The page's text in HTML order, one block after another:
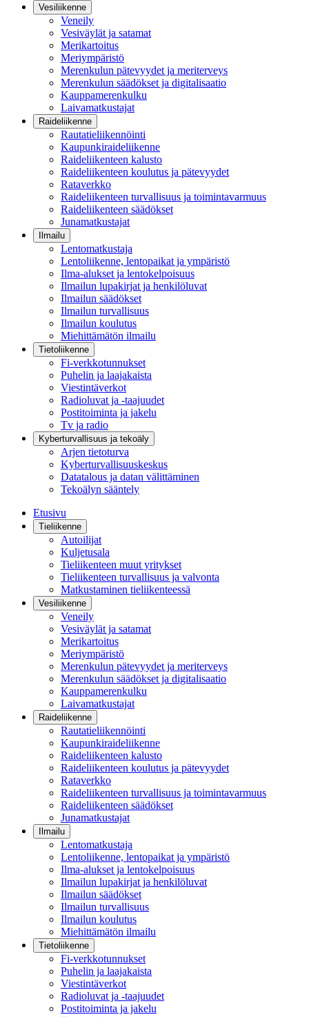
Vesiliikenne
Veneily
Vesiväylät ja satamat
Merikartoitus
Meriympäristö
Merenkulun pätevyydet ja meriterveys
Merenkulun säädökset ja digitalisaatio
Kauppamerenkulku
Laivamatkustajat
Raideliikenne
Rautatieliikennöinti
Kaupunkiraideliikenne
Raideliikenteen kalusto
Raideliikenteen koulutus ja pätevyydet
Rataverkko
Raideliikenteen turvallisuus ja toimintavarmuus
Raideliikenteen säädökset
Junamatkustajat
Ilmailu
Lentomatkustaja
Lentoliikenne, lentopaikat ja ympäristö
Ilma-alukset ja lentokelpoisuus
Ilmailun lupakirjat ja henkilöluvat
Ilmailun säädökset
Ilmailun turvallisuus
Ilmailun koulutus
Miehittämätön ilmailu
Tietoliikenne
Fi-verkkotunnukset
Puhelin ja laajakaista
Viestintäverkot
Radioluvat ja -taajuudet
Postitoiminta ja jakelu
Tv ja radio
Kyberturvallisuus ja tekoäly
Arjen tietoturva
Kyberturvallisuuskeskus
Datatalous ja datan välittäminen
Tekoälyn sääntely
Etusivu
Tieliikenne
Autoilijat
Kuljetusala
Tieliikenteen muut yritykset
Tieliikenteen turvallisuus ja valvonta
Matkustaminen tieliikenteessä
Vesiliikenne
Veneily
Vesiväylät ja satamat
Merikartoitus
Meriympäristö
Merenkulun pätevyydet ja meriterveys
Merenkulun säädökset ja digitalisaatio
Kauppamerenkulku
Laivamatkustajat
Raideliikenne
Rautatieliikennöinti
Kaupunkiraideliikenne
Raideliikenteen kalusto
Raideliikenteen koulutus ja pätevyydet
Rataverkko
Raideliikenteen turvallisuus ja toimintavarmuus
Raideliikenteen säädökset
Junamatkustajat
Ilmailu
Lentomatkustaja
Lentoliikenne, lentopaikat ja ympäristö
Ilma-alukset ja lentokelpoisuus
Ilmailun lupakirjat ja henkilöluvat
Ilmailun säädökset
Ilmailun turvallisuus
Ilmailun koulutus
Miehittämätön ilmailu
Tietoliikenne
Fi-verkkotunnukset
Puhelin ja laajakaista
Viestintäverkot
Radioluvat ja -taajuudet
Postitoiminta ja jakelu